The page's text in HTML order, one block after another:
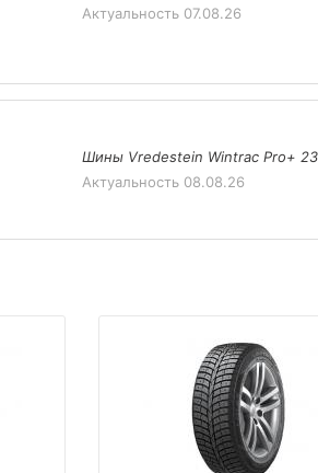
Актуальность 07.08.26
Шины Vredestein Wintrac Pro+
Актуальность 08.08.26